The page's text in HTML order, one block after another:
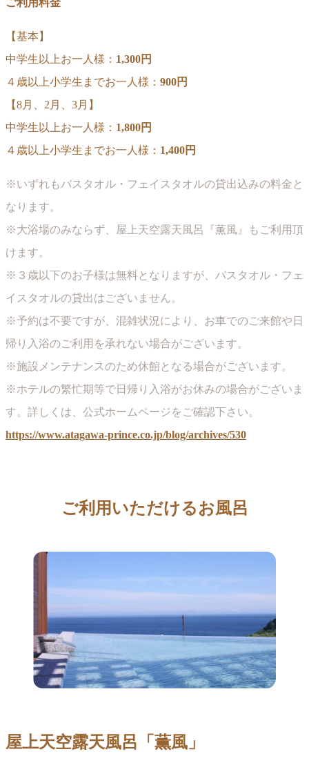
【基本】
中学生以上お一人様： 1,300円
４歳以上小学生までお一人様： 900円
【8月、2月、3月】
中学生以上お一人様： 1,800円
４歳以上小学生までお一人様： 1,400円
※いずれもバスタオル・フェイスタオルの貸出込みの料金と
なります。
※大浴場のみならず、屋上天空露天風呂『薫風』もご利用頂
けます。
※３歳以下のお子様は無料となりますが、バスタオル・フェ
イスタオルの貸出はございません。
※予約は不要ですが、混雑状況により、お車でのご来館や日
帰り入浴のご利用を承れない場合がございます。
※施設メンテナンスのため休館となる場合がございます。
※ホテルの繁忙期等で日帰り入浴がお休みの場合がございま
す。詳しくは、公式ホームページをご確認下さい。
https://www.atagawa-prince.co.jp/blog/archives/530
ご利用いただけるお風呂
屋上天空露天風呂「薫風」